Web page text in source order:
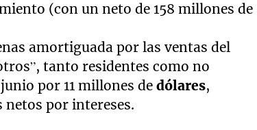
(con un neto de 158 millones de
amortiguada por las ventas del
tanto residentes como no
por 11 millones dedólares,
por intereses.